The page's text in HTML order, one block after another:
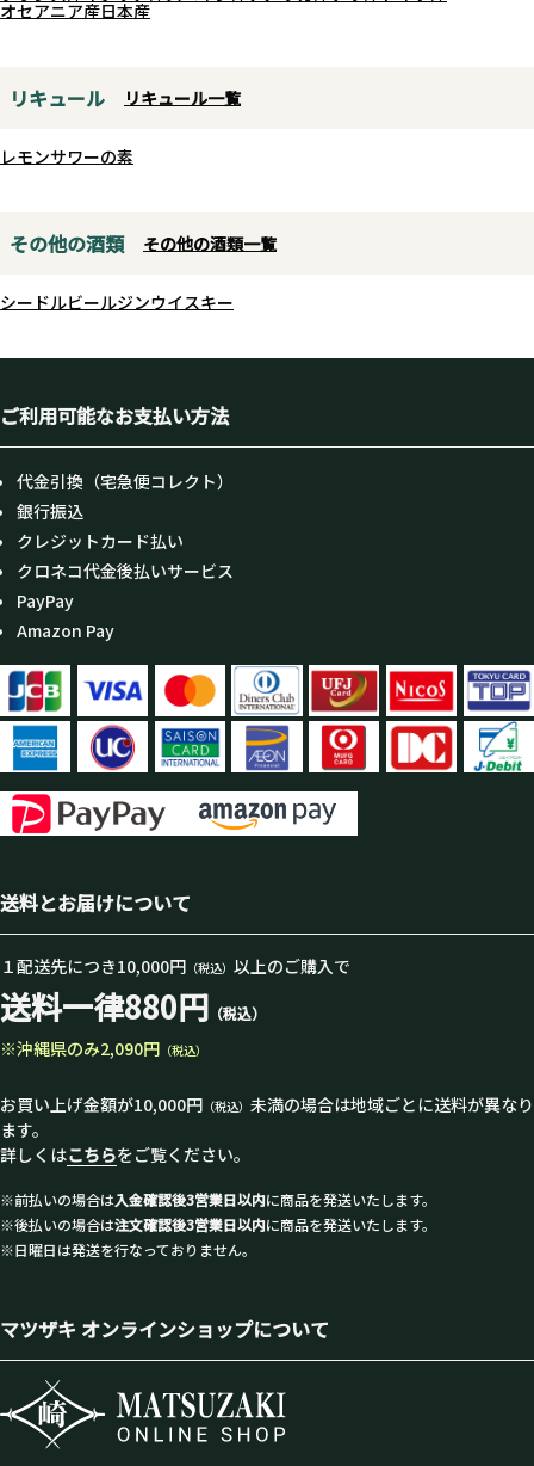
オセアニア産日本産
リキュール リキュール一覧
レモンサワーの素
その他の酒類 その他の酒類一覧
シードルビールジンウイスキー
ご利用可能なお支払い方法
代金引換（宅急便コレクト）
銀行振込
クレジットカード払い
クロネコ代金後払いサービス
PayPay
Amazon Pay
送料とお届けについて
１配送先につき10,000円 （税込） 以上のご購入で
送料一律880円 （税込）
※沖縄県のみ2,090円 （税込）
お買い上げ金額が10,000円 （税込） 未満の場合は地域ごとに送料が異なり
ます。
詳しくはこちらをご覧ください。
※前払いの場合は入金確認後3営業日以内に商品を発送いたします。
※後払いの場合は注文確認後3営業日以内に商品を発送いたします。
※日曜日は発送を行なっておりません。
マツザキ オンラインショップについて